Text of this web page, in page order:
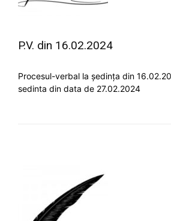
P.V. din 16.02.2024
Procesul-verbal la ședința din
sedinta din data de 27.02.2024